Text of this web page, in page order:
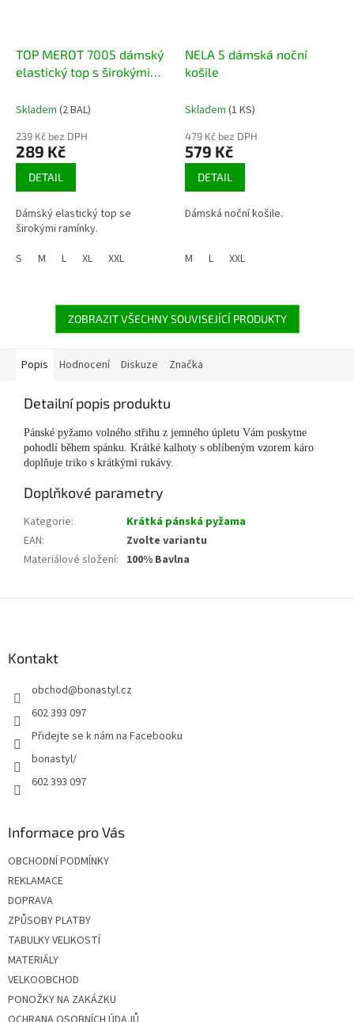
TOP MEROT 7005 dámský
elastický top s širokými
Skladem (2 BAL)
239 Kč bez DPH
289 Kč
DETAIL
Dámský elastický top se
širokými ramínky.
S
M L XL XXL
NELA 5 dámská noční
košile
Skladem (1 KS)
479 Kč bez DPH
579 Kč
DETAIL
Dámská noční košile.
M L XXL
ZOBRAZIT VŠECHNY SOUVISEJÍCÍ PRODUKTY
Popis Hodnocení Diskuze Značka
Detailní popis produktu
Pánské pyžamo volného střihu z jemného úpletu Vám poskytne
pohodlí během spánku. Krátké kalhoty s oblíbeným vzorem káro
doplňuje triko s krátkými rukávy.
Doplňkové parametry
Kategorie:
Krátká pánská pyžama
EAN:
Zvolte variantu
Materiálové složení: 100% Bavlna
Kontakt
obchod@bonastyl.cz
602 393 097
Přidejte se k nám na Facebooku
bonastyl/
602 393 097
Informace pro Vás
OBCHODNÍ PODMÍNKY
REKLAMACE
DOPRAVA
ZPŮSOBY PLATBY
TABULKY VELIKOSTÍ
MATERIÁLY
VELKOOBCHOD
PONOŽKY NA ZAKÁZKU